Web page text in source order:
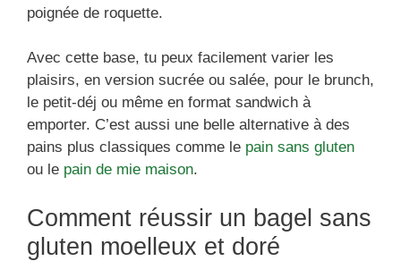
poignée de roquette.
Avec cette base, tu peux facilement varier les
plaisirs, en version sucrée ou salée, pour le brunch,
le petit-déj ou même en format sandwich à
emporter. C’est aussi une belle alternative à des
pains plus classiques comme le pain sans gluten
ou le pain de mie maison.
Comment réussir un bagel sans
gluten moelleux et doré